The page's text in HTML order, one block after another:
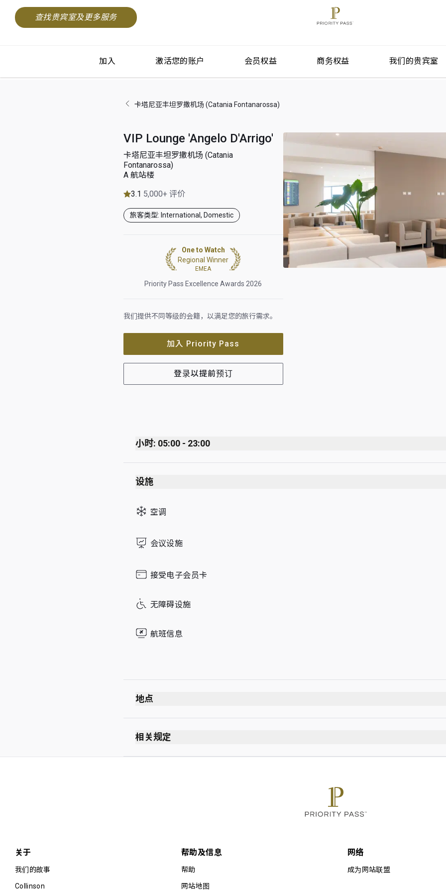
查找贵宾室及更多服务
加入 激活您的账户 会员权益 商务权益 我们的贵宾室
卡塔尼亚丰坦罗撒机场 (Catania Fontanarossa)
VIP Lounge 'Angelo D'Arrigo'
卡塔尼亚丰坦罗撒机场 (Catania
Fontanarossa)
A 航站楼
3.1 5,000+ 评价
旅客类型: International, Domestic
One to Watch
Regional Winner
EMEA
Priority Pass Excellence Awards 2026
我们提供不同等级的会籍，以满足您的旅行需求。
加入 Priority Pass
登录以提前预订
小时: 05:00 - 23:00
Monday
Tuesday
Thursday
Friday
Sunday
设施
空调
会议设施
接受电子会员卡
无障碍设施
航班信息
地点
出发
安全检查站后方
相关规定
禁止吸烟（包括电子烟）
关于
我们的故事
Collinson
帮助及信息
帮助
网站地图
网络
成为网站联盟